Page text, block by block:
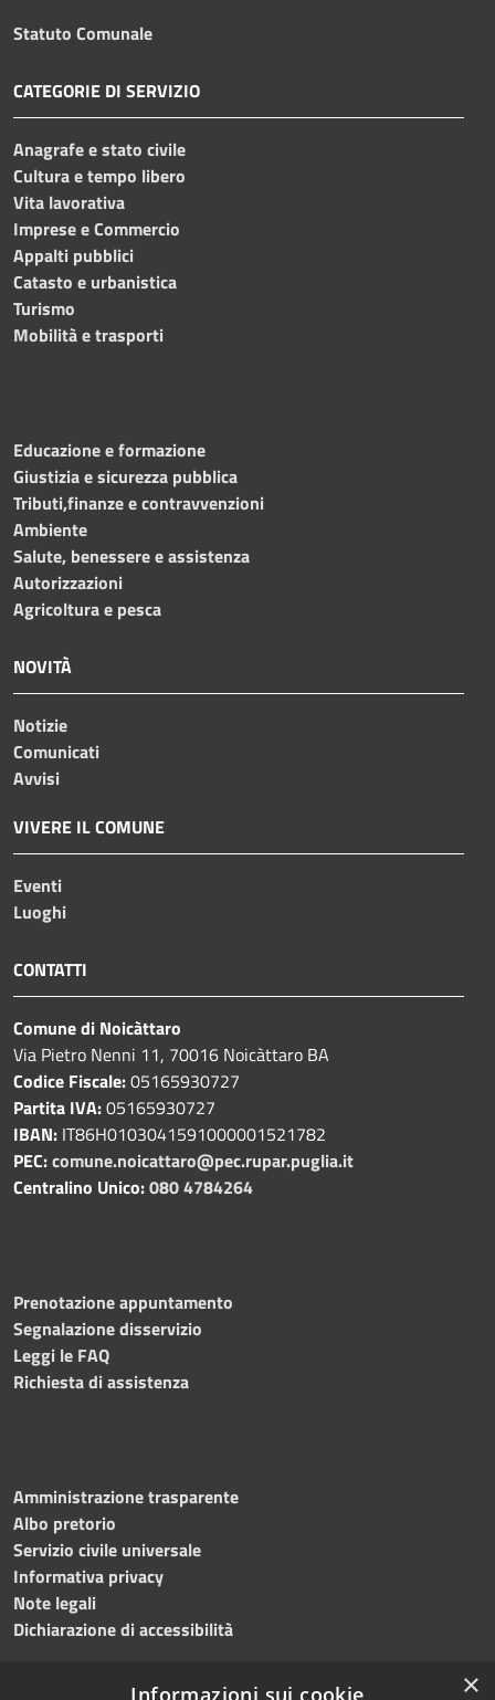
Statuto Comunale
CATEGORIE DI SERVIZIO
Anagrafe e stato civile
Cultura e tempo libero
Vita lavorativa
Imprese e Commercio
Appalti pubblici
Catasto e urbanistica
Turismo
Mobilità e trasporti
Educazione e formazione
Giustizia e sicurezza pubblica
Tributi,finanze e contravvenzioni
Ambiente
Salute, benessere e assistenza
Autorizzazioni
Agricoltura e pesca
NOVITÀ
Notizie
Comunicati
Avvisi
VIVERE IL COMUNE
Eventi
Luoghi
CONTATTI
Comune di Noicàttaro
Via Pietro Nenni 11, 70016 Noicàttaro BA
Codice Fiscale:05165930727
Partita IVA:05165930727
IBAN: IT86H0103041591000001521782
PEC:comune.noicattaro@pec.rupar.puglia.it
Centralino Unico:080 4784264
Prenotazione appuntamento
Segnalazione disservizio
Leggi le FAQ
Richiesta di assistenza
Amministrazione trasparente
Albo pretorio
Servizio civile universale
Informativa privacy
Note legali
Dichiarazione di accessibilità
×
Informazioni sui cookie